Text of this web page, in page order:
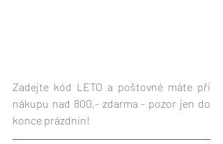
Zadejte kód LETO a poštovné máte při
nákupu nad 800,- zdarma - pozor jen do
konce prázdnin!